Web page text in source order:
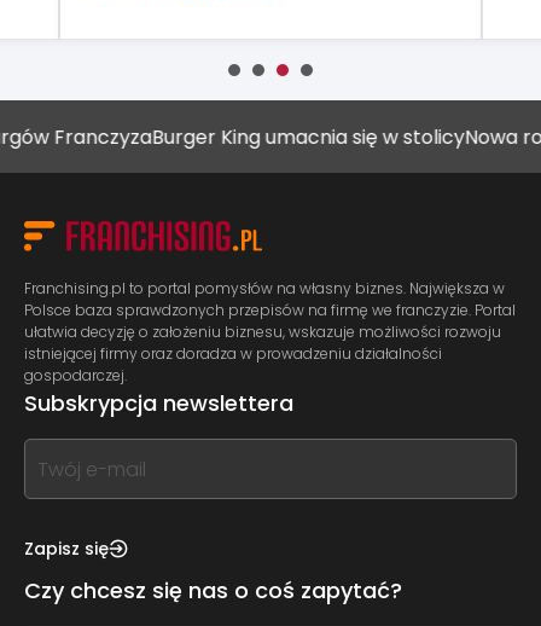
Burger King umacnia się w stolicyNowa rola
Franchising.pl to portal pomysłów na własny biznes. Największa w
Polsce baza sprawdzonych przepisów na firmę we franczyzie. Portal
ułatwia decyzję o założeniu biznesu, wskazuje możliwości rozwoju
istniejącej firmy oraz doradza w prowadzeniu działalności
gospodarczej.
Subskrypcja newslettera
If
you
this,
this
Zapisz się
Czy chcesz się nas o coś zapytać?